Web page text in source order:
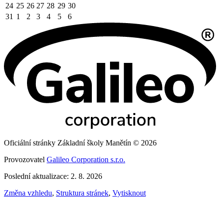
24 25 26 27 28 29 30
31 1 2 3 4 5 6
Oficiální stránky Základní školy Manětín © 2026
Provozovatel Galileo Corporation s.r.o.
Poslední aktualizace: 2. 8. 2026
Změna vzhledu, Struktura stránek, Vytisknout